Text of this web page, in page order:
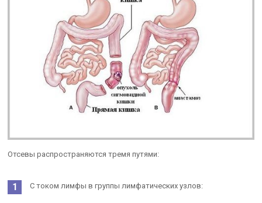
Отсевы распространяются тремя путями:
С током лимфы в группы лимфатических узлов: